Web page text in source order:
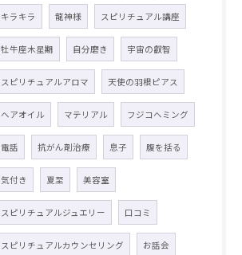
キラキラ 龍神様 スピリチュアル講座
牡牛座木星期 自分磨き 宇宙の叡智
スピリチュアルアロマ 天使の羽根ピアス
ヘアオイル マテリアル フジコヘミング
電話 抗がん剤治療 息子 腹を括る
気付き 夏至 美容室
スピリチュアルジュエリー 口コミ
スピリチュアルカウンセリング お話会